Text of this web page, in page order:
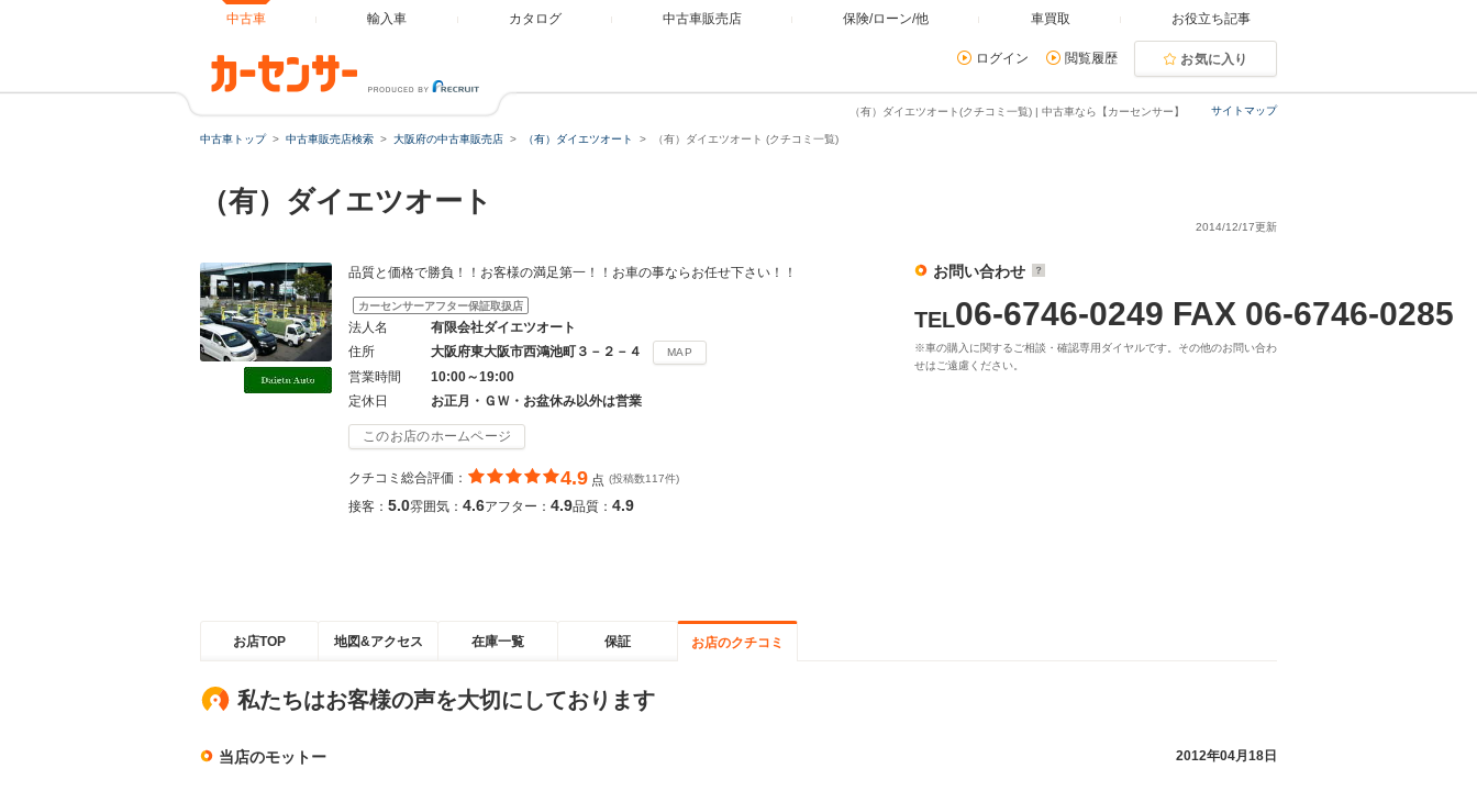
中古車 輸入車 カタログ 中古車販売店 保険/ローン/他 車買取 お役立ち記事
ログイン 閲覧履歴 お気に入り
サイトマップ
（有）ダイエツオート(クチコミ一覧) | 中古車なら【カーセンサー】
中古車トップ 中古車販売店検索 大阪府の中古車販売店 （有）ダイエツオート （有）ダイエツオート (クチコミ一覧)
（有）ダイエツオート
2014/12/17更新
品質と価格で勝負！！お客様の満足第一！！お車の事ならお任せ下さい！！
カーセンサーアフター保証取扱店
法人名
有限会社ダイエツオート
住所
大阪府東大阪市西鴻池町３－２－４ MAP
営業時間
10:00～19:00
定休日
お正月・ＧＷ・お盆休み以外は営業
このお店のホームページ
クチコミ総合評価： 4.9 点 (投稿数117件)
接客： 5.0雰囲気： 4.6アフター： 4.9品質： 4.9
お問い合わせ
TEL06-6746-0249 FAX 06-6746-0285
※車の購入に関するご相談・確認専用ダイヤルです。その他のお問い合わ
せはご遠慮ください。
お店TOP 地図&アクセス 在庫一覧 保証 お店のクチコミ
私たちはお客様の声を大切にしております
当店のモットー 2012年04月18日